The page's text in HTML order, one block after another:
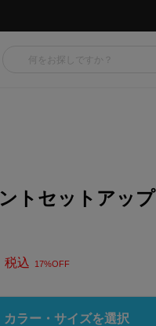
トセットアップ
税込 17%OFF
カラー・サイズを選択